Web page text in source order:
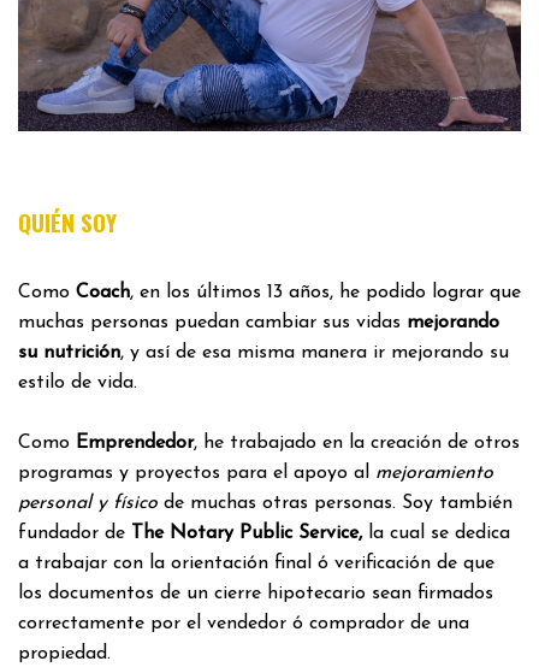
QUIÉN SOY
Como Coach, en los últimos 13 años, he podido lograr que
muchas personas puedan cambiar sus vidas mejorando
su nutrición, y así de esa misma manera ir mejorando su
estilo de vida.
Como Emprendedor, he trabajado en la creación de otros
programas y proyectos para el apoyo al mejoramiento
personal y físico de muchas otras personas. Soy también
fundador de
The Notary Public Service,la cual se dedica
a trabajar con la orientación final ó verificación de que
los documentos de un cierre hipotecario sean firmados
correctamente por el vendedor ó comprador de una
propiedad.